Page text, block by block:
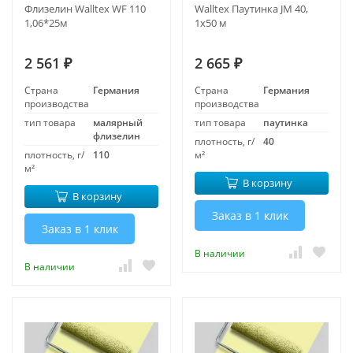
Флизелин Walltex WF 110
1,06*25м
2 561 ₽
Страна
производства
Германия
тип товара
малярный
флизелин
плотность, г/
м²
110
В корзину
Заказ в 1 клик
В наличии
Walltex Паутинка JM 40,
1х50 м
2 665 ₽
Страна
производства
Германия
тип товара
паутинка
плотность, г/
м²
40
В корзину
Заказ в 1 клик
В наличии